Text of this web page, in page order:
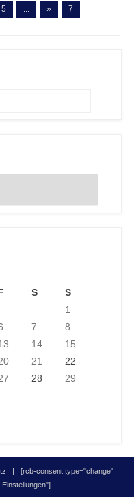
5 ... » 7
S
S
1
7
8
14
15
21
22
28
29
| [rcb-consent type="change"